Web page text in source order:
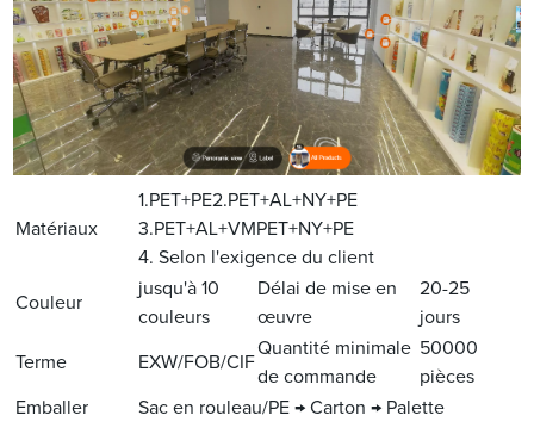
Matériaux
1.PET+PE2.PET+AL+NY+PE
3.PET+AL+VMPET+NY+PE
4. Selon l'exigence du client
Couleur
jusqu'à 10
couleurs
Délai de mise en
œuvre
20-25
jours
Terme EXW/FOB/CIF
Quantité minimale
de commande
50000
pièces
Emballer
Sac en rouleau/PE → Carton → Palette